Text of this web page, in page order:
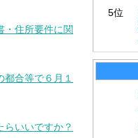
・住所要件に関
合等で６月１
いいですか？
5位